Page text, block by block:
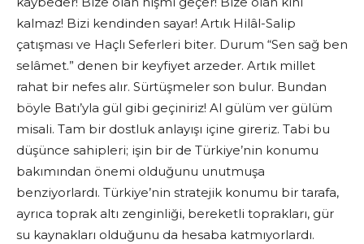
kalmaz! Bizi kendinden sayar! Artık Hilâl-Salip
çatışması ve Haçlı Seferleri biter. Durum “Sen sağ ben
selâmet.” denen bir keyfiyet arzeder. Artık millet
rahat bir nefes alır. Sürtüşmeler son bulur. Bundan
böyle Batı’yla gül gibi geçiniriz! Al gülüm ver gülüm
misali. Tam bir dostluk anlayışı içine gireriz. Tabi bu
düşünce sahipleri; işin bir de Türkiye’nin konumu
bakımından önemi olduğunu unutmuşa
benziyorlardı. Türkiye’nin stratejik konumu bir tarafa,
ayrıca toprak altı zenginliği, bereketli toprakları, gür
su kaynakları olduğunu da hesaba katmıyorlardı.